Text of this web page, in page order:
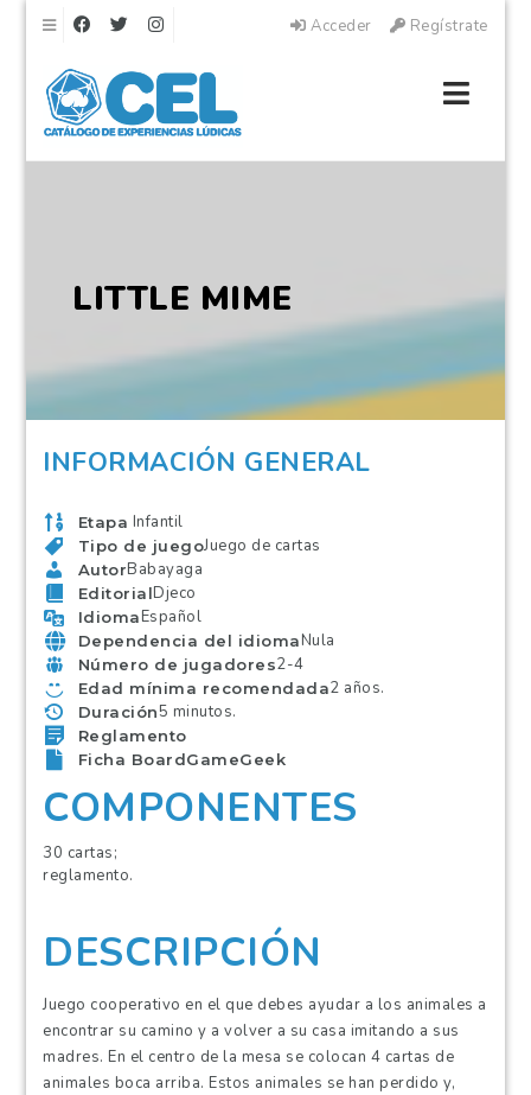
Navegación Acceder Regístrate
LITTLE MIME
INFORMACIÓN GENERAL
Etapa Infantil
Tipo de juegoJuego de cartas
AutorBabayaga
EditorialDjeco
IdiomaEspañol
Dependencia del idiomaNula
Número de jugadores2-4
Edad mínima recomendada2 años.
Duración5 minutos.
Reglamento
Ficha BoardGameGeek
COMPONENTES
30 cartas;
reglamento.
DESCRIPCIÓN
Juego cooperativo en el que debes ayudar a los animales a
encontrar su camino y a volver a su casa imitando a sus
madres. En el centro de la mesa se colocan 4 cartas de
animales boca arriba. Estos animales se han perdido y,